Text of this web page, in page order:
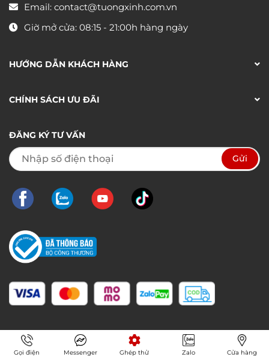
Email: contact@tuongxinh.com.vn
Giờ mở cửa: 08:15 - 21:00h hàng ngày
HƯỚNG DẪN KHÁCH HÀNG
CHÍNH SÁCH ƯU ĐÃI
ĐĂNG KÝ TƯ VẤN
Gọi điện Messenger Ghép thử Zalo Cửa hàng